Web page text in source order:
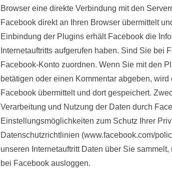
Browser eine direkte Verbindung mit den
Facebook direkt an Ihren Browser übermittelt
Einbindung der Plugins erhält Facebook die
Internetauftritts aufgerufen haben. Sind Sie bei
Facebook-Konto zuordnen. Wenn Sie mit den
betätigen oder einen Kommentar abgeben,
Facebook übermittelt und dort gespeichert.
Verarbeitung und Nutzung der Daten durch
Einstellungsmöglichkeiten zum Schutz Ihrer
Datenschutzrichtlinien (www.facebook.com/
unseren Internetauftritt Daten über Sie
bei Facebook ausloggen.